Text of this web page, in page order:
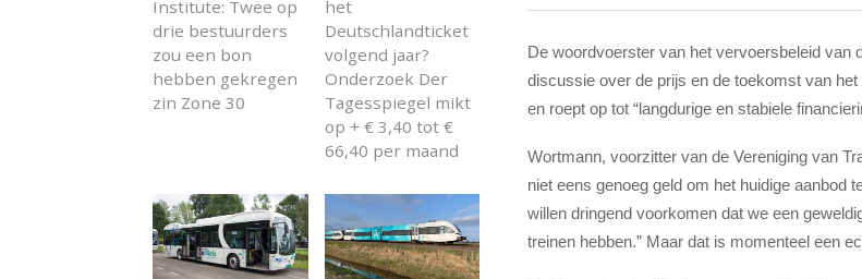
De woordvoerster van het vervoersbeleid van
discussie over de prijs en de toekomst van
en roept op tot “langdurige en stabiele
Wortmann, voorzitter van de Vereniging van
niet eens genoeg geld om het huidige aanbod
willen dringend voorkomen dat we een
treinen hebben.” Maar dat is momenteel een
Institute: Twee op
drie bestuurders
zou een bon
hebben gekregen
zin Zone 30
het
Deutschlandticket
volgend jaar?
Onderzoek Der
Tagesspiegel mikt
op + € 3,40 tot €
66,40 per maand